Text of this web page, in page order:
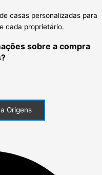
casas personalizadas para
cada proprietário.
sobre a compra
Origens